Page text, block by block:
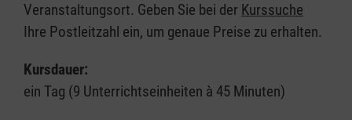
Veranstaltungsort. Geben Sie bei der Kurssuche
Ihre Postleitzahl ein, um genaue Preise zu erhalten.
Kursdauer:
ein Tag (9 Unterrichtseinheiten à 45 Minuten)